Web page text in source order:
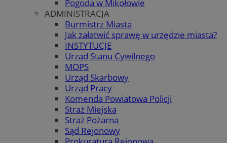
Pogoda w Mikołowie
ADMINISTRACJA
Burmistrz Miasta
Jak załatwić sprawę w urzędzie miasta?
INSTYTUCJE
Urząd Stanu Cywilnego
MOPS
Urząd Skarbowy
Urząd Pracy
Komenda Powiatowa Policji
Straż Miejska
Straż Pożarna
Sąd Rejonowy